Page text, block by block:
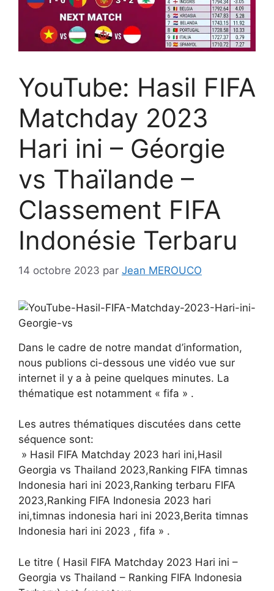
YouTube: Hasil FIFA
Matchday 2023
Hari ini – Géorgie
vs Thaïlande –
Classement FIFA
Indonésie Terbaru
14 octobre 2023 par Jean MEROUCO
Dans le cadre de notre mandat d’information,
nous publions ci-dessous une vidéo vue sur
internet il y a à peine quelques minutes. La
thématique est notamment « fifa » .
Les autres thématiques discutées dans cette
séquence sont:
» Hasil FIFA Matchday 2023 hari ini,Hasil
Georgia vs Thailand 2023,Ranking FIFA timnas
Indonesia hari ini 2023,Ranking terbaru FIFA
2023,Ranking FIFA Indonesia 2023 hari
ini,timnas indonesia hari ini 2023,Berita timnas
Indonesia hari ini 2023 , fifa » .
Le titre ( Hasil FIFA Matchday 2023 Hari ini –
Georgia vs Thailand – Ranking FIFA Indonesia